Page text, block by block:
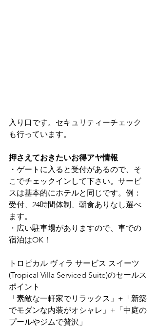
入り口です。セキュリティーチェック
も行っています。
押さえておきたいお得アヤ情報
・ゲートに入ると受付があるので、そ
こでチェックインして下さい。サービ
スは基本的にホテルと同じです。例：
受付、24時間体制、朝食ありなし選べ
ます。
・広い駐車場がありますので、車での
宿泊はOK！
トロピカル ヴィラ サービス スイーツ
(Tropical Villa Serviced Suite)のセールス
ポイント
「素敵な一軒家でリラックス」+「新築
でモダンな内装がオシャレ」+「中庭の
プールやジムで贅沢」